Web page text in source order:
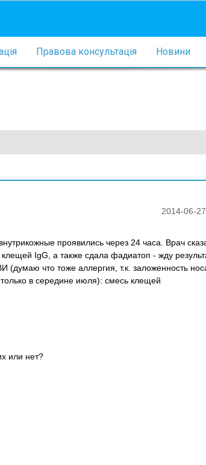
Правова консультація Новини
2014-06-
проявились через 24 часа. Врач
IgG, а также сдала фадиатоп - жду
что тоже аллергия, т.к. заложенность
в середине июля): смесь клещей
или нет?